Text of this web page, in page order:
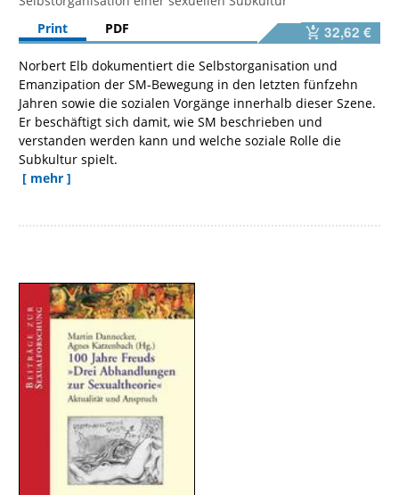
Print
PDF 32,62 €
Norbert Elb dokumentiert die Selbstorganisation und
Emanzipation der SM-Bewegung in den letzten fünfzehn
Jahren sowie die sozialen Vorgänge innerhalb dieser Szene.
Er beschäftigt sich damit, wie SM beschrieben und
verstanden werden kann und welche soziale Rolle die
Subkultur spielt.
[ mehr ]